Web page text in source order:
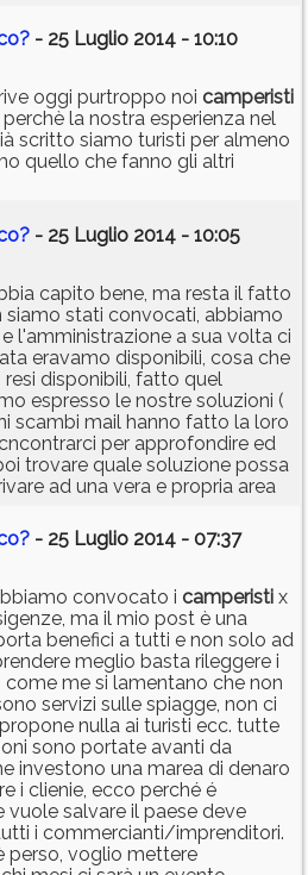
- 25 Luglio 2014 - 10:10
oggi purtroppo noi camperisti
la nostra esperienza nel
scritto siamo turisti per almeno
quello che fanno gli altri
- 25 Luglio 2014 - 10:05
capito bene, ma resta il fatto
siamo stati convocati, abbiamo
l'amministrazione a sua volta ci
eravamo disponibili, cosa che
disponibili, fatto quel
espresso le nostre soluzioni (
scambi mail hanno fatto la loro
per approfondire ed
trovare quale soluzione possa
ad una vera e propria area
- 25 Luglio 2014 - 07:37
convocato i camperisti x
ma il mio post è una
benefici a tutti e non solo ad
meglio basta rileggere i
me si lamentano che non
servizi sulle spiagge, non ci
nulla ai turisti ecc. tutte
sono portate avanti da
investono una marea di denaro
i clienie, ecco perché é
vuole salvare il paese deve
i commercianti/imprenditori.
perso, voglio mettere